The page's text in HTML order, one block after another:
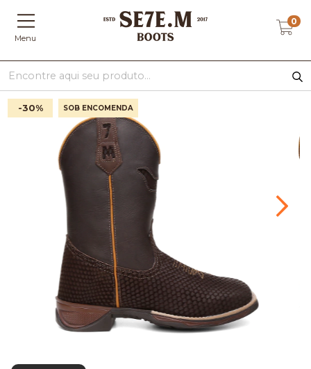
Menu
0
-30% SOB ENCOMENDA